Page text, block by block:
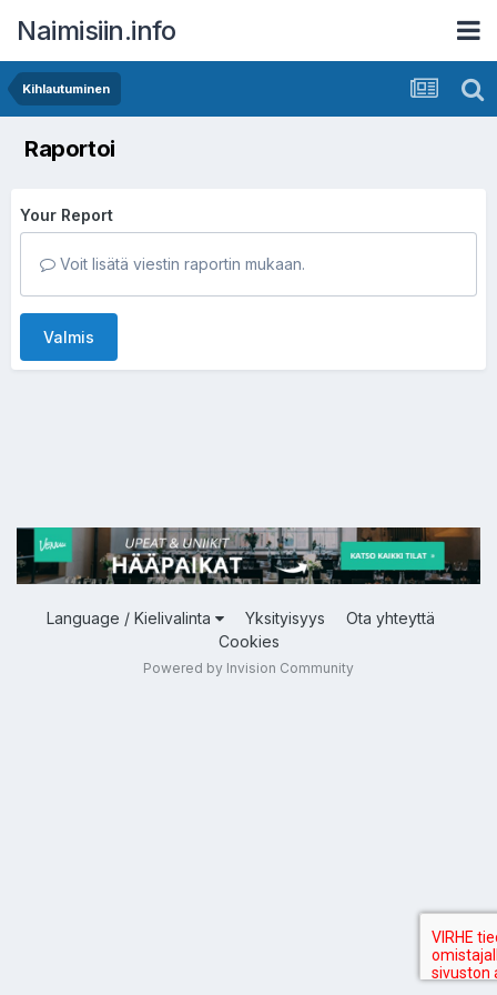
Naimisiin.info
Kihlautuminen
Raportoi
Your Report
Voit lisätä viestin raportin mukaan.
Valmis
Language / Kielivalinta Yksityisyys
Ota yhteyttä
Cookies
Powered by Invision Community